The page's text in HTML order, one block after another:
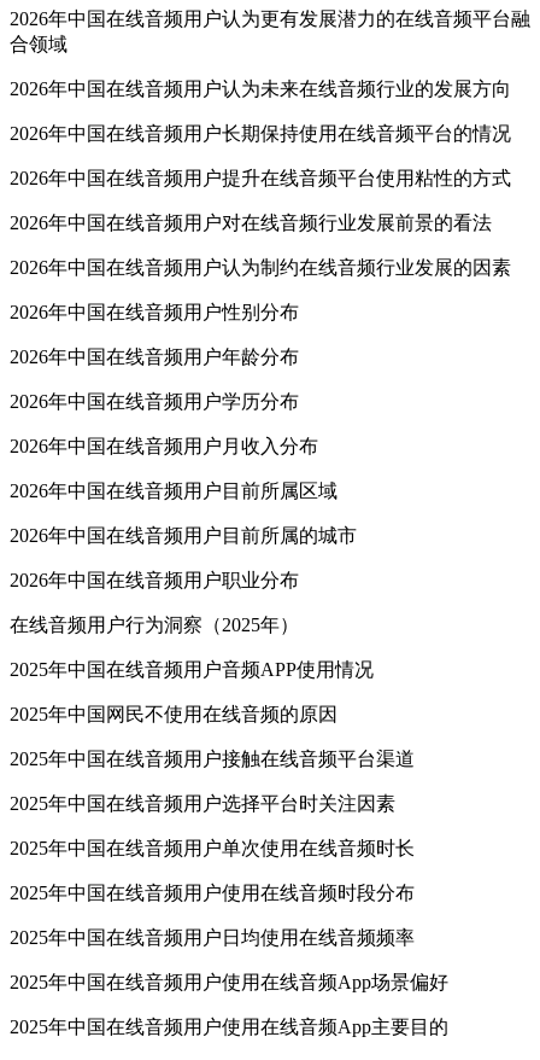
2026年中国在线音频用户认为更有发展潜力的在线音频平台融
合领域
2026年中国在线音频用户认为未来在线音频行业的发展方向
2026年中国在线音频用户长期保持使用在线音频平台的情况
2026年中国在线音频用户提升在线音频平台使用粘性的方式
2026年中国在线音频用户对在线音频行业发展前景的看法
2026年中国在线音频用户认为制约在线音频行业发展的因素
2026年中国在线音频用户性别分布
2026年中国在线音频用户年龄分布
2026年中国在线音频用户学历分布
2026年中国在线音频用户月收入分布
2026年中国在线音频用户目前所属区域
2026年中国在线音频用户目前所属的城市
2026年中国在线音频用户职业分布
在线音频用户行为洞察（2025年）
2025年中国在线音频用户音频APP使用情况
2025年中国网民不使用在线音频的原因
2025年中国在线音频用户接触在线音频平台渠道
2025年中国在线音频用户选择平台时关注因素
2025年中国在线音频用户单次使用在线音频时长
2025年中国在线音频用户使用在线音频时段分布
2025年中国在线音频用户日均使用在线音频频率
2025年中国在线音频用户使用在线音频App场景偏好
2025年中国在线音频用户使用在线音频App主要目的